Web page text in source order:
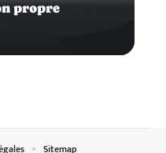
propre
Sitemap